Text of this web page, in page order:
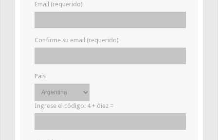
Email (requerido)
Confirme su email (requerido)
Pais
Ingrese el código: 4 + diez =